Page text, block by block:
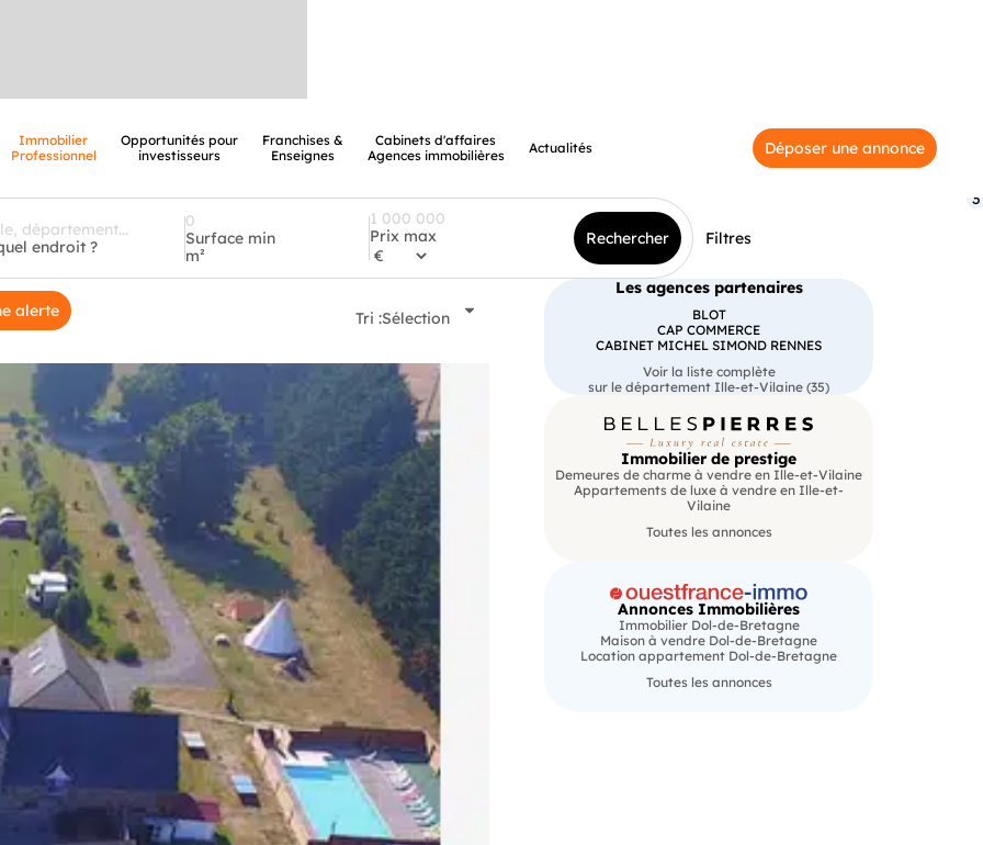
Immobilier
Professionnel
Opportunités pour
investisseurs
Franchises &
Enseignes
Cabinets d'affaires
Agences immobilières
Actualités Déposer une annonce
endroit ?
Surface min
m²
Prix max Rechercher Filtres
3
alerte Tri :Sélection
Les agences partenaires
BLOT
CAP COMMERCE
CABINET MICHEL SIMOND RENNES
Voir la liste complète
sur le département Ille-et-Vilaine (35)
Immobilier de prestige
Demeures de charme à vendre en Ille-et-Vilaine
Appartements de luxe à vendre en Ille-et-
Vilaine
Toutes les annonces
Annonces Immobilières
Immobilier Dol-de-Bretagne
Maison à vendre Dol-de-Bretagne
Location appartement Dol-de-Bretagne
Toutes les annonces